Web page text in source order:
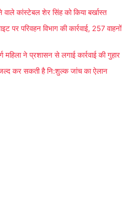
कांस्टेबल शेर सिंह को किया बर्खास्त
पर परिवहन विभाग की कार्रवाई, 257 वाहनों
महिला ने प्रशासन से लगाई कार्रवाई की गुहार
कर सकती है नि:शुल्क जांच का ऐलान